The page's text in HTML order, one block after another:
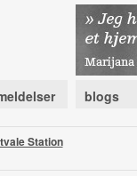
blogs
Station